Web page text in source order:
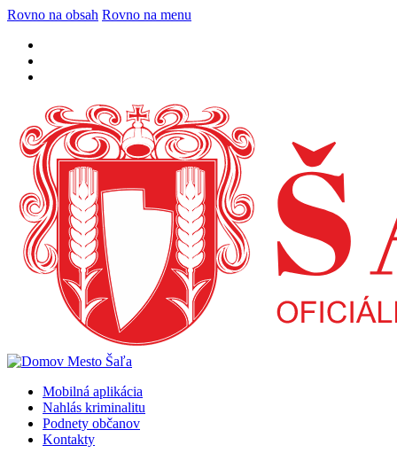
Rovno na obsah Rovno na menu
Mobilná aplikácia
Nahlás kriminalitu
Podnety občanov
Kontakty